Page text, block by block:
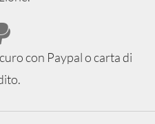
con Paypal o carta di